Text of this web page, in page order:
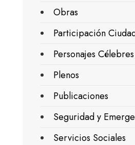
Obras
Participación
Personajes Célebres
Plenos
Publicaciones
Seguridad y
Servicios Sociales